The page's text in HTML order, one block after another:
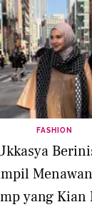
FASHION
yang Kian